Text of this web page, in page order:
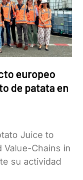
europeo
de patata en
Juice to
Chains in
su actividad